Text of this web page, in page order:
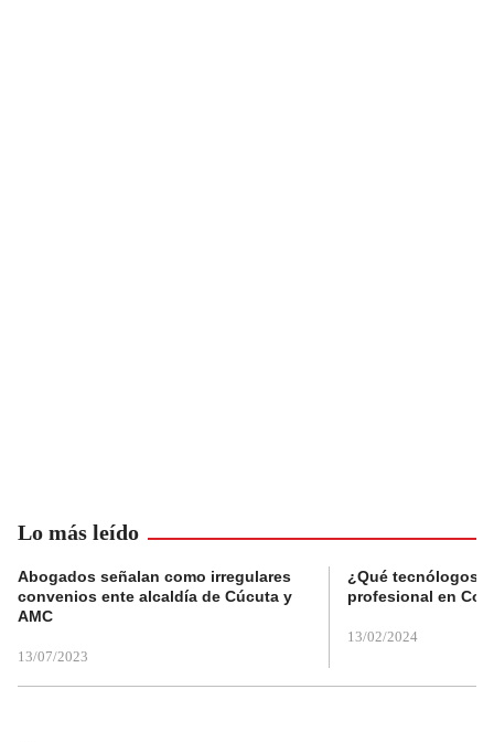
Lo más leído
Abogados señalan como irregulares
convenios ente alcaldía de Cúcuta y
AMC
13/07/2023
¿Qué tecnólogos
profesional en
13/02/2024